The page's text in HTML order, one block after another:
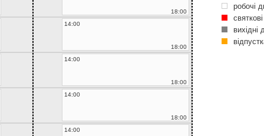
18:00
14:00
18:00
14:00
18:00
14:00
18:00
14:00
робочі
вихідні